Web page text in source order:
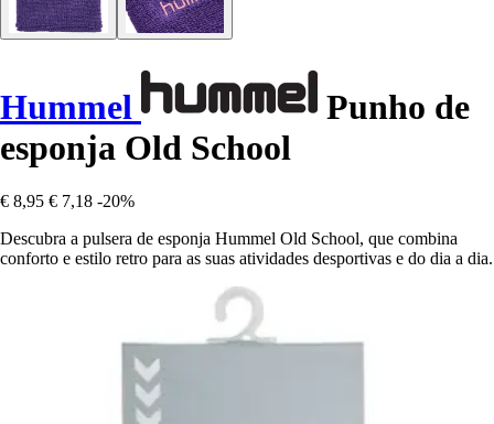
Hummel
Punho de
esponja Old School
€ 8,95 € 7,18 -20%
Descubra a pulsera de esponja Hummel Old School, que combina
conforto e estilo retro para as suas atividades desportivas e do dia a dia.